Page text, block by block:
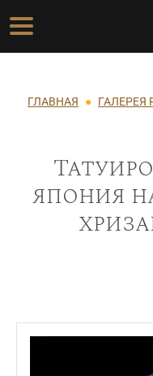
Перейти к
Основная
Строка
ГЛАВНАЯ ГАЛЕРЕЯ
япония